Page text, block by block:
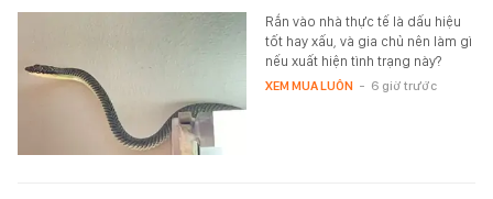
Rắn vào nhà thực tế là dấu hiệu
tốt hay xấu, và gia chủ nên làm gì
nếu xuất hiện tình trạng này?
XEM MUA LUÔN - 6 giờ trước